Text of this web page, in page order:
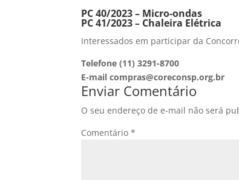
PC 40/2023 – Micro-ondas
PC 41/2023 – Chaleira Elétrica
Interessados em participar da
Telefone (11) 3291-8700
E-mail compras@coreconsp.org.br
Enviar Comentário
O seu endereço de e-mail não será
Comentário*